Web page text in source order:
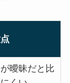
曖昧だと比